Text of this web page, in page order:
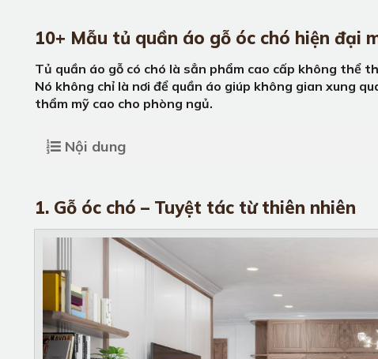
10+ Mẫu tủ quần áo gỗ óc chó hiện đại
Tủ quần áo gỗ có chó là sẳn phẩm cao cấp không thể
Nó không chỉ là nơi để quần áo giúp không gian xung
thẩm mỹ cao cho phòng ngủ.
Nội dung
1. Gỗ óc chó – Tuyệt tác từ thiên nhiên